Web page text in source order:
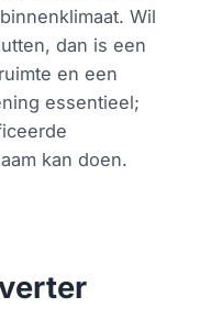
Wil
dan is een
en een
essentieel;
kan doen.